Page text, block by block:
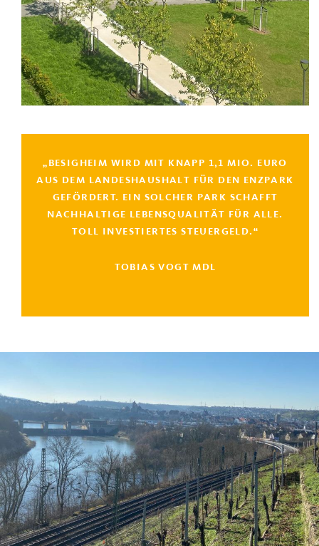
„BESIGHEIM WIRD MIT KNAPP 1,1 MIO. EURO
AUS DEM LANDESHAUSHALT FÜR DEN ENZPARK
GEFÖRDERT. EIN SOLCHER PARK SCHAFFT
NACHHALTIGE LEBENSQUALITÄT FÜR ALLE.
TOLL INVESTIERTES STEUERGELD.“
TOBIAS VOGT MDL